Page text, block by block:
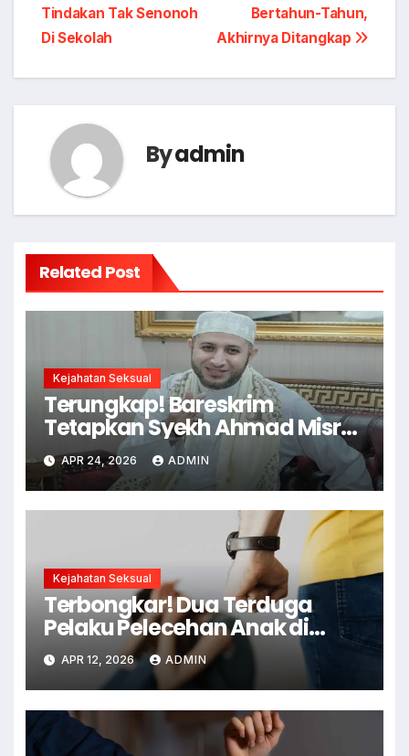
Bertahun-Tahun,
Akhirnya Ditangkap
Tindakan Tak Senonoh
Di Sekolah
Byadmin
Related Post
Kejahatan Seksual
Terungkap! Bareskrim
Tetapkan Syekh Ahmad Misry
Tersangka, Kasus Dugaan
Pelecehan Seksual
APR 24, 2026 ADMIN
Kejahatan Seksual
Terbongkar! Dua Terduga
Pelaku Pelecehan Anak di
Cianjur Ditangkap Polisi
APR 12, 2026 ADMIN